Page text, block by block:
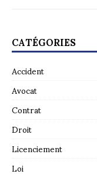
CATÉGORIES
Accident
Avocat
Contrat
Droit
Licenciement
Loi